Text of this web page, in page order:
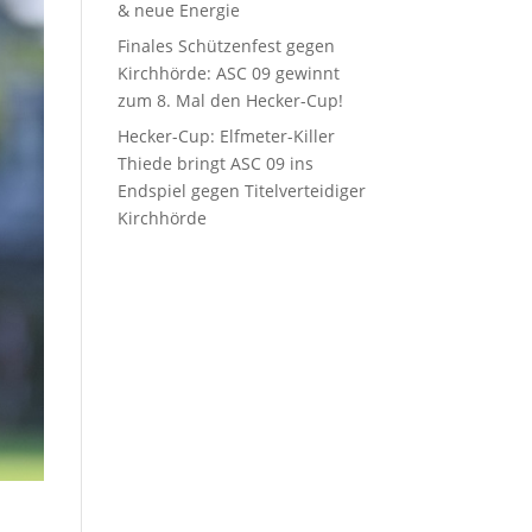
& neue Energie
Finales Schützenfest gegen
Kirchhörde: ASC 09 gewinnt
zum 8. Mal den Hecker-Cup!
Hecker-Cup: Elfmeter-Killer
Thiede bringt ASC 09 ins
Endspiel gegen Titelverteidiger
Kirchhörde